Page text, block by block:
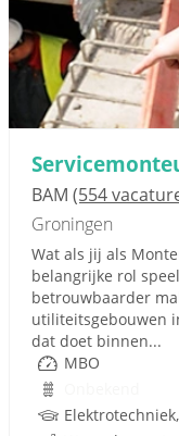
BAM (554
Groningen
Wat als jij als
belangrijke rol
betrouwbaarder
utiliteitsgebouwen
dat doet binnen...
MBO